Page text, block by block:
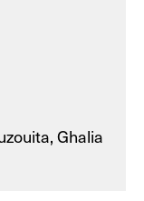
Ghalia